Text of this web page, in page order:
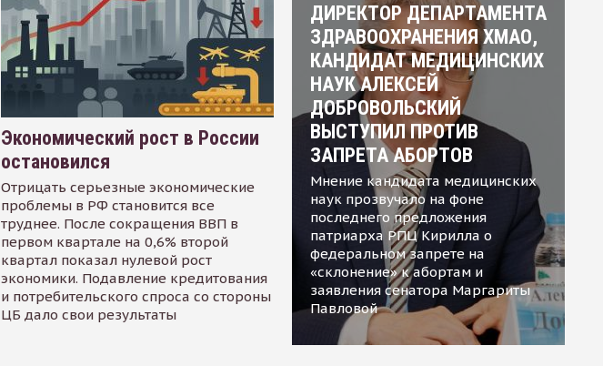
Экономический рост в России
остановился
Отрицать серьезные экономические
проблемы в РФ становится все
труднее. После сокращения ВВП в
первом квартале на 0,6% второй
квартал показал нулевой рост
экономики. Подавление кредитования
и потребительского спроса со стороны
ЦБ дало свои результаты
ДИРЕКТОР ДЕПАРТАМЕНТА
ЗДРАВООХРАНЕНИЯ ХМАО,
КАНДИДАТ МЕДИЦИНСКИХ
НАУК АЛЕКСЕЙ
ДОБРОВОЛЬСКИЙ
ВЫСТУПИЛ ПРОТИВ
ЗАПРЕТА АБОРТОВ
Мнение кандидата медицинских
наук прозвучало на фоне
последнего предложения
патриарха РПЦ Кирилла о
федеральном запрете на
«склонение» к абортам и
заявления сенатора Маргариты
Павловой